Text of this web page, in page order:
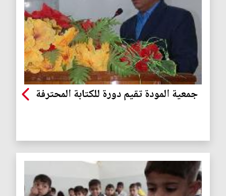
جمعية المودة تقيم دورة للكتابة المحترفة